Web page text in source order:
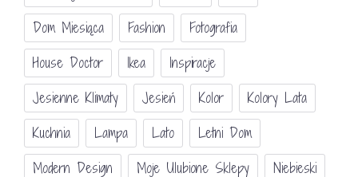
Dom Miesiąca
Fashion
Fotografia
House Doctor
Ikea
Inspiracje
Jesienne Klimaty
Jesień Kolor
Kolory Lata
Kuchnia
Lampa Lato
Letni Dom
Modern Design
Moje Ulubione Sklepy
Niebieski